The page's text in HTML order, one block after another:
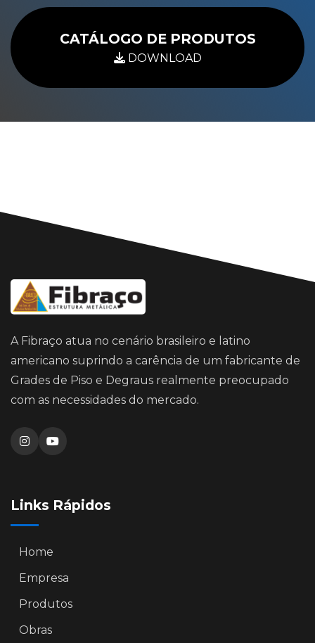
CATÁLOGO DE PRODUTOS
DOWNLOAD
A Fibraço atua no cenário brasileiro e latino
americano suprindo a carência de um fabricante de
Grades de Piso e Degraus realmente preocupado
com as necessidades do mercado.
Links Rápidos
Home
Empresa
Produtos
Obras